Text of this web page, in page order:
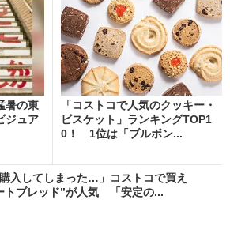
暑の東
ジュア
「コストコで人気のクッキー・
ビスケット」ランキングTOP1
0！ 1位は「ブルボン...
購入してしまった…」コストコで買え
トブレッド”が人気 「安定の...